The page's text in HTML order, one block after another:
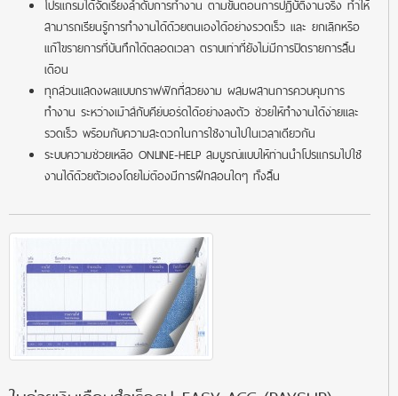
โปรแกรมได้จัดเรียงลำดับการทำงาน ตามขั้นตอนการปฏิบัติงานจริง ทำให้
สามารถเรียนรู้การทำงานได้ด้วยตนเองได้อย่างรวดเร็ว และ ยกเลิกหรือ
แก้ไขรายการที่บันทึกได้ตลอดเวลา ตราบเท่าที่ยังไม่มีการปิดรายการสิ้น
เดือน
ทุกส่วนแสดงผลแบบกราฟฟิกที่สวยงาม ผสมผสานการควบคุมการ
ทำงาน ระหว่างเม้าส์กับคีย์บอร์ดได้อย่างลงตัว ช่วยให้ทำงานได้ง่ายและ
รวดเร็ว พร้อมกับความสะดวกในการใช้งานไปในเวลาเดียวกัน
ระบบความช่วยเหลือ ONLINE-HELP สมบูรณ์แบบให้ท่านนำโปรแกรมไปใช้
งานได้ด้วยตัวเองโดยไม่ต้องมีการฝึกสอนใดๆ ทั้งสิ้น